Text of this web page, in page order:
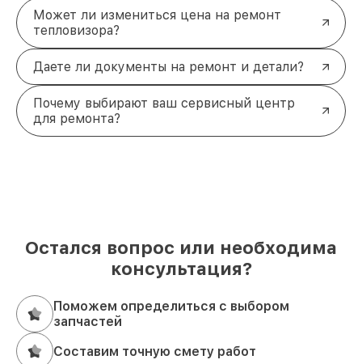
Может ли измениться цена на ремонт
тепловизора?
Даете ли документы на ремонт и детали?
Почему выбирают ваш сервисный центр
для ремонта?
Остался вопрос или необходима
консультация?
Поможем определиться с выбором
запчастей
Составим точную смету работ